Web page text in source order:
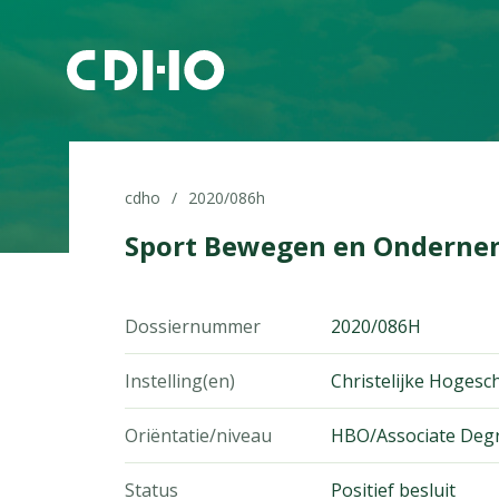
cdho 2020/086h
Sport Bewegen en
Dossiernummer 2020/086H
Instelling(en) Christelijke
Oriëntatie/niveau HBO/Associate
Status Positief besluit